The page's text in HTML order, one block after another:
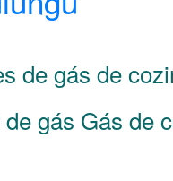
de gás de
gás Gás de